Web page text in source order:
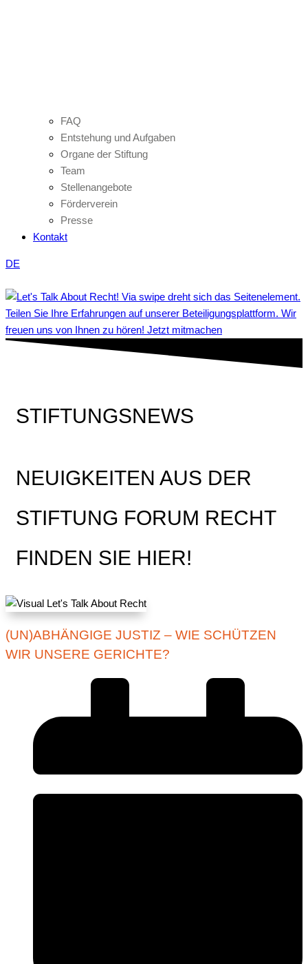
FAQ
Entstehung und Aufgaben
Organe der Stiftung
Team
Stellenangebote
Förderverein
Presse
Kontakt
DE
Teilen Sie Ihre Erfahrungen auf unserer Beteiligungsplattform. Wir
freuen uns von Ihnen zu hören! Jetzt mitmachen
STIFTUNGSNEWS
NEUIGKEITEN AUS DER
STIFTUNG FORUM RECHT
FINDEN SIE HIER!
(UN)ABHÄNGIGE JUSTIZ – WIE SCHÜTZEN
WIR UNSERE GERICHTE?